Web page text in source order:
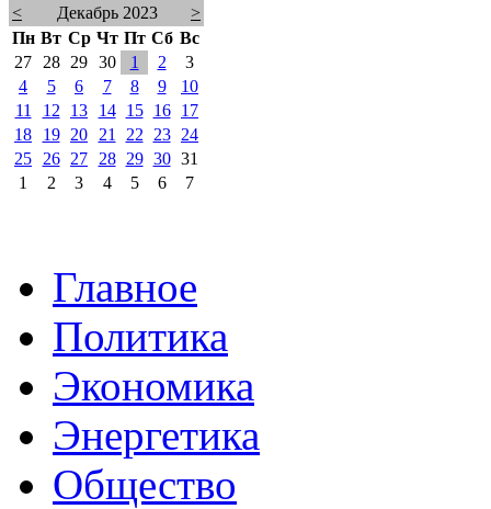
< Декабрь 2023
>
Пн Вт Ср Чт Пт Сб Вс
27
28 29 30 1 2
3
4
5 6 7 8 9
10
11
12 13 14 15 16
17
18
19 20 21 22 23
24
25
26 27 28 29 30 31
1
2 3 4 5 6 7
Главное
Политика
Экономика
Энергетика
Общество